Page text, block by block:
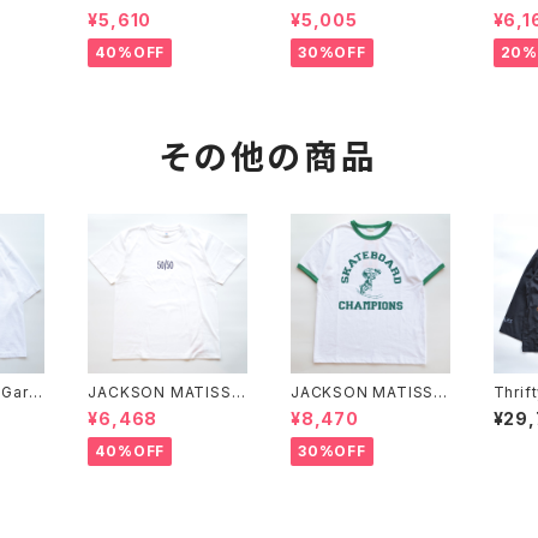
PLATE TEE"
¥5,610
40%OFF
(BLACK/BLACK)
¥5,005
30%OFF
その他の商品
JACKSON MATISSE
"50/50 Tee"
¥6,468
40%OFF
JACKSON MATISSE
"SKATEBOARD CHA
MPIONS Tee"
¥8,470
30%OFF
rial